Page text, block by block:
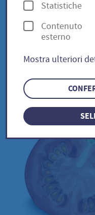
Bonner
z
i
n
Statistiche
Contenuto
esterno
Mostra ulteriori